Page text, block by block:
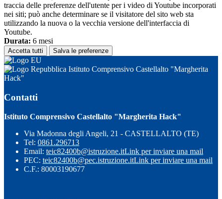
traccia delle preferenze dell'utente per i video di Youtube incorporati
nei siti; può anche determinare se il visitatore del sito web sta
utilizzando la nuova o la vecchia versione dell'interfaccia di
Youtube.
Durata: 6 mesi
Accetta tutti Salva le preferenze
Istituto Comprensivo Castellalto "Margherita
Hack"
Contatti
Istituto Comprensivo Castellalto "Margherita Hack"
Via Madonna degli Angeli, 21 - CASTELLALTO (TE)
Tel: 0861.296713
Email: teic82400b@istruzione.itLink per inviare una mail
PEC: teic82400b@pec.istruzione.itLink per inviare una mail
C.F.: 80003190677